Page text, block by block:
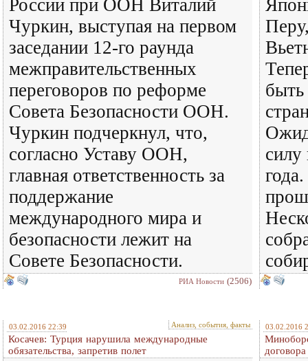
России при ООН Виталий
Чуркин, выступая на первом
заседании 12-го раунда
межправительственных
переговоров по реформе
Совета Безопасности ООН.
Чуркин подчеркнул, что,
согласно Уставу ООН,
главная ответственность за
поддержание
международного мира и
безопасности лежит на
Совете Безопасности.
РИА Новости (2506)
силу
03.02.2016 22:39 Анализ, события, факты
Косачев: Турция нарушила международные
обязательства, запретив полет
03.02.2016